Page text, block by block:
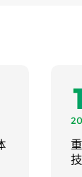
重大专